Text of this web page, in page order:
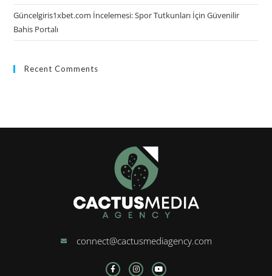
Güncelgiris1xbet.com İncelemesi: Spor Tutkunları İçin Güvenilir
Bahis Portalı
Recent Comments
connect@cactusmediagency.com